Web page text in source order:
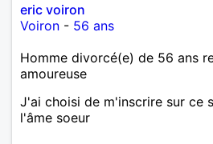
eric voiron
Voiron - 56 ans
Homme divorcé(e) de 56 ans
amoureuse
J'ai choisi de m'inscrire sur ce
l'âme soeur